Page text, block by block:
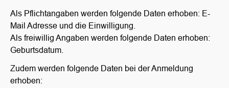
Als Pflichtangaben werden folgende Daten erhoben: E-
Mail Adresse und die Einwilligung.
Als freiwillig Angaben werden folgende Daten erhoben:
Geburtsdatum.
Zudem werden folgende Daten bei der Anmeldung
erhoben: